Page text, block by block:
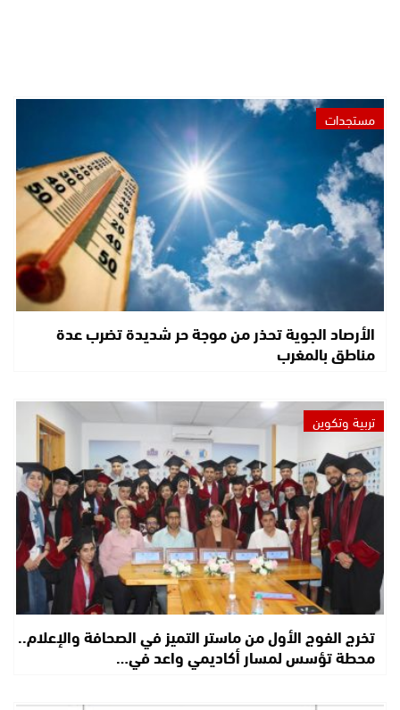
مستجدات
الأرصاد الجوية تحذر من موجة حر شديدة تضرب عدة
مناطق بالمغرب
تربية وتكوين
تخرج الفوج الأول من ماستر التميز في الصحافة والإعلام..
محطة تؤسس لمسار أكاديمي واعد في…